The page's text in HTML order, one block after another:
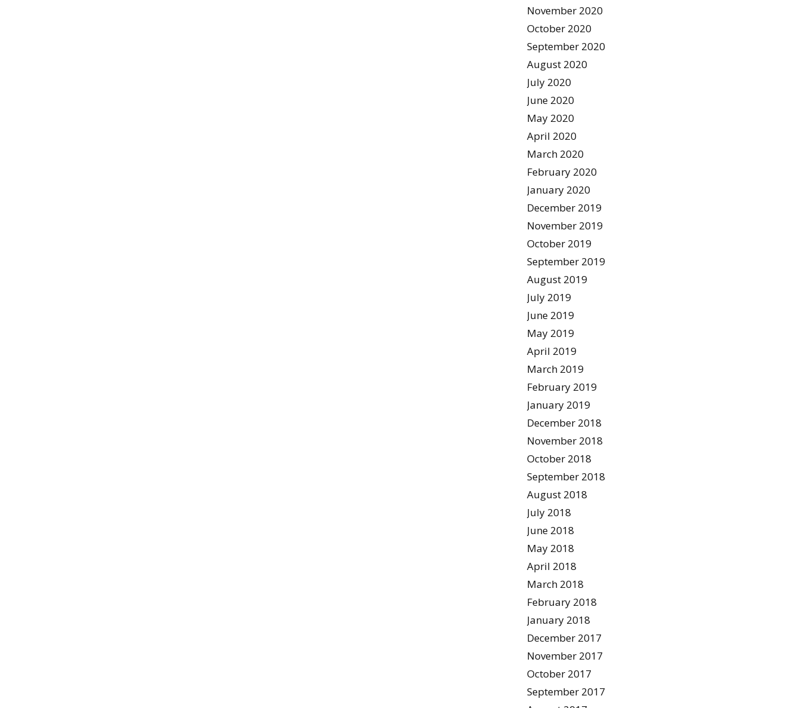
November 2020
October 2020
September 2020
August 2020
July 2020
June 2020
May 2020
April 2020
March 2020
February 2020
January 2020
December 2019
November 2019
October 2019
September 2019
August 2019
July 2019
June 2019
May 2019
April 2019
March 2019
February 2019
January 2019
December 2018
November 2018
October 2018
September 2018
August 2018
July 2018
June 2018
May 2018
April 2018
March 2018
February 2018
January 2018
December 2017
November 2017
October 2017
September 2017